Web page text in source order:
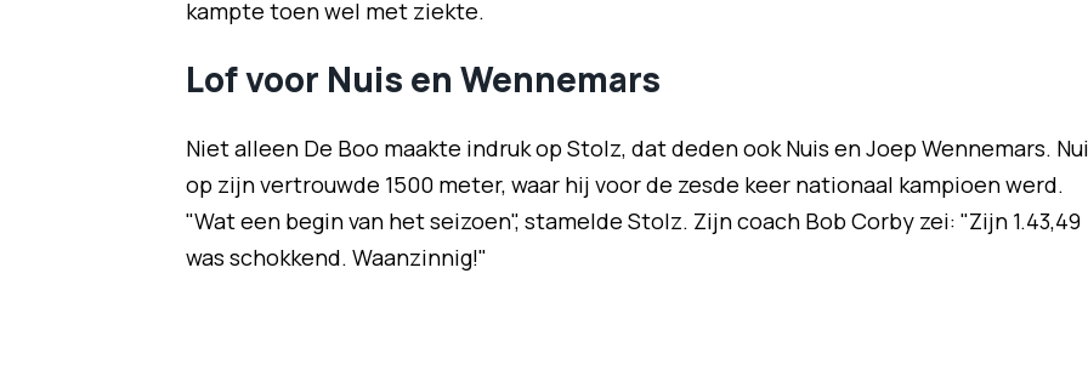
kampte toen wel met ziekte.
Lof voor Nuis en Wennemars
Niet alleen De Boo maakte indruk op Stolz, dat deden ook Nuis en Joep Wennemars.
op zijn vertrouwde 1500 meter, waar hij voor de zesde keer nationaal kampioen werd.
"Wat een begin van het seizoen", stamelde Stolz. Zijn coach Bob Corby zei: "Zijn 1.43,49
was schokkend. Waanzinnig!"